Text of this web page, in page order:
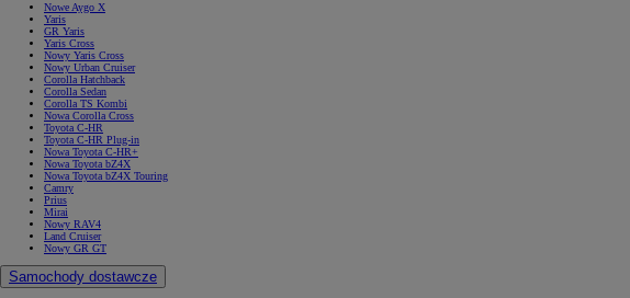
Nowe Aygo X
Yaris
GR Yaris
Yaris Cross
Nowy Yaris Cross
Nowy Urban Cruiser
Corolla Hatchback
Corolla Sedan
Corolla TS Kombi
Nowa Corolla Cross
Toyota C-HR
Toyota C-HR Plug-in
Nowa Toyota C-HR+
Nowa Toyota bZ4X
Nowa Toyota bZ4X Touring
Camry
Prius
Mirai
Nowy RAV4
Land Cruiser
Nowy GR GT
Samochody dostawcze